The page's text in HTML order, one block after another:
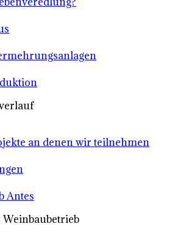
an denen wir teilnehmen
Antes